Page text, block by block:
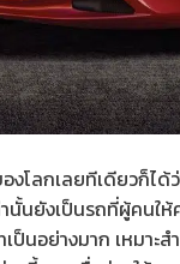
โลกเลยทีเดียวก็ได้
นั้นยังเป็นรถที่ผู้คนใ
ป็นอย่างมาก เหมา